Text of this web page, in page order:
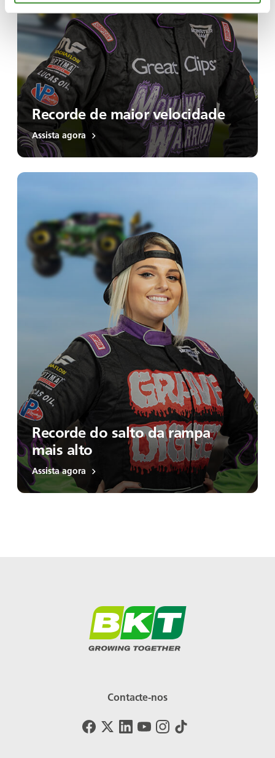
Recorde de maior velocidade
Assista agora
Recorde do salto da rampa
mais alto
Assista agora
Contacte-nos